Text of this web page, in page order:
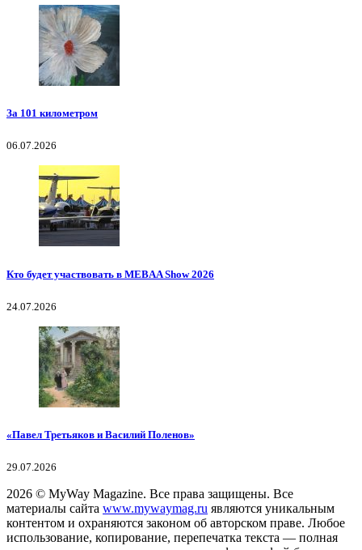
За 101 километром
06.07.2026
Кто будет участвовать в MEBAA Show 2026
24.07.2026
«Павел Третьяков и Василий Поленов»
29.07.2026
2026 © MyWay Magazine. Все права защищены. Все
материалы сайта www.mywaymag.ru являются уникальным
контентом и охраняются законом об авторском праве. Любое
использование, копирование, перепечатка текста — полная